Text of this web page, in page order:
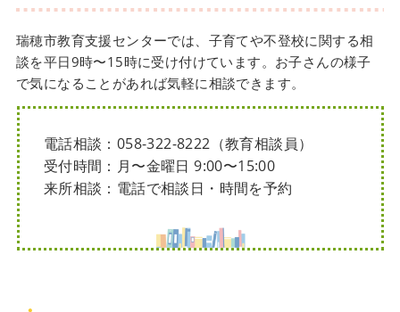
瑞穂市教育支援センターでは、子育てや不登校に関する相
談を平日9時〜15時に受け付けています。お子さんの様子
で気になることがあれば気軽に相談できます。
電話相談：058-322-8222（教育相談員）
受付時間：月〜金曜日 9:00〜15:00
来所相談：電話で相談日・時間を予約